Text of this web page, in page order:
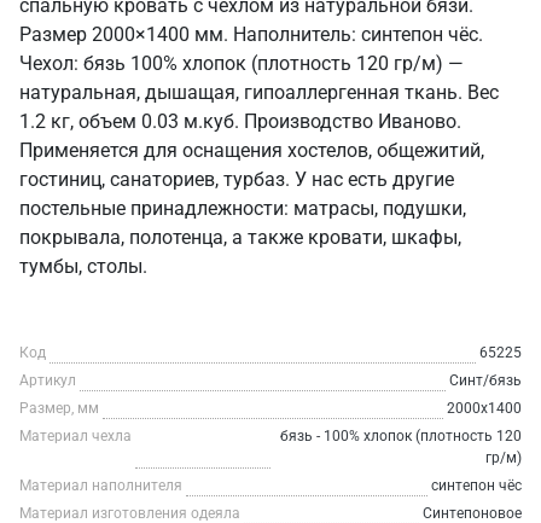
спальную кровать с чехлом из натуральной бязи.
Размер 2000×1400 мм. Наполнитель: синтепон чёс.
Чехол: бязь 100% хлопок (плотность 120 гр/м) —
натуральная, дышащая, гипоаллергенная ткань. Вес
1.2 кг, объем 0.03 м.куб. Производство Иваново.
Применяется для оснащения хостелов, общежитий,
гостиниц, санаториев, турбаз. У нас есть другие
постельные принадлежности: матрасы, подушки,
покрывала, полотенца, а также кровати, шкафы,
тумбы, столы.
Код
65225
Артикул
Синт/бязь
Размер, мм
2000х1400
Материал чехла
бязь - 100% хлопок (плотность 120
гр/м)
Материал наполнителя
синтепон чёс
Материал изготовления одеяла
Синтепоновое